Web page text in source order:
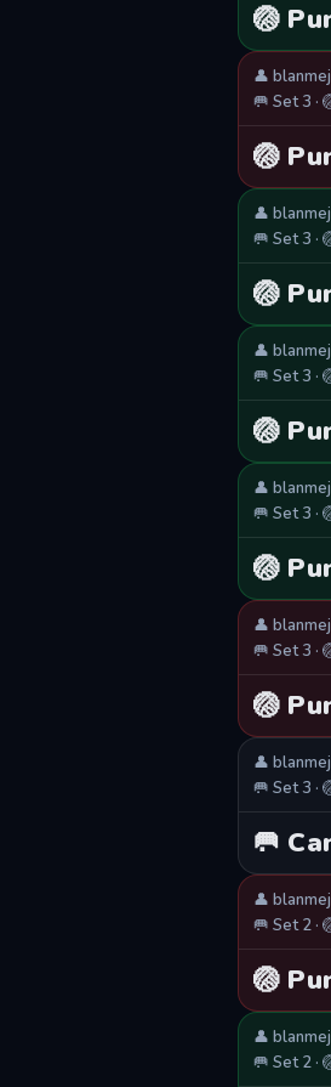
🏐
👤
🥅 Set 3 ·
🏐
👤
🥅 Set 3 ·
🏐
👤
🥅 Set 3 ·
🏐
👤
🥅 Set 3 ·
🏐
👤
🥅 Set 3 ·
🏐
👤
🥅 Set 3 ·
🥅
👤
🥅 Set 2 ·
🏐
👤
🥅 Set 2 ·